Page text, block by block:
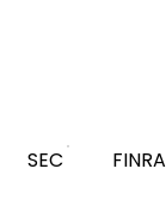
SEC FINRA